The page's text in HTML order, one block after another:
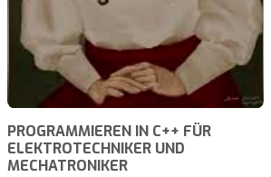
PROGRAMMIEREN IN C++ FÜR
ELEKTROTECHNIKER UND
MECHATRONIKER